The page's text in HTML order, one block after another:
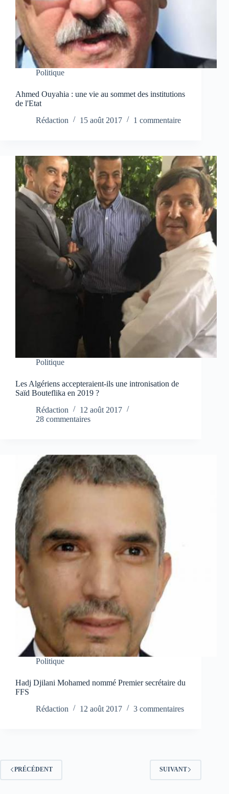
Politique
Ahmed Ouyahia : une vie au sommet des institutions
de l'Etat
Rédaction
15 août 2017 1 commentaire
Politique
Les Algériens accepteraient-ils une intronisation de
Saïd Bouteflika en 2019 ?
Rédaction
12 août 2017
28 commentaires
Politique
Hadj Djilani Mohamed nommé Premier secrétaire du
FFS
Rédaction
12 août 2017 3 commentaires
PRÉCÉDENT SUIVANT